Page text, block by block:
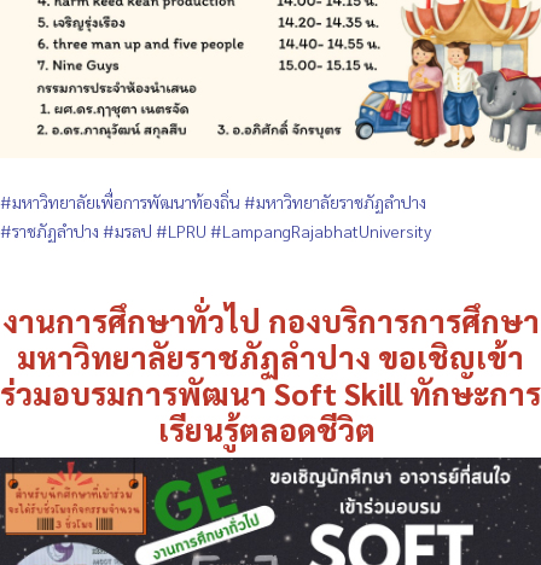
#มหาวิทยาลัยเพื่อการพัฒนาท้องถิ่น #มหาวิทยาลัยราชภัฏลำปาง
#ราชภัฏลำปาง #มรลป #LPRU #LampangRajabhatUniversity
งานการศึกษาทั่วไป กองบริการการศึกษา
มหาวิทยาลัยราชภัฏลำปาง ขอเชิญเข้า
ร่วมอบรมการพัฒนา Soft Skill ทักษะการ
เรียนรู้ตลอดชีวิต